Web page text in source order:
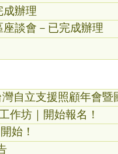
成辦理
座談會－已完成辦理
自立支援照顧年會暨
作坊｜開始報名！
始！